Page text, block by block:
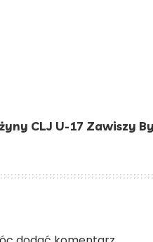
CLJ U-17 Zawiszy